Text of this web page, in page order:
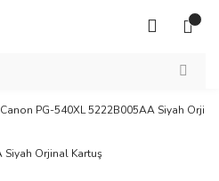
Canon PG-540XL 5222B005AA Siyah